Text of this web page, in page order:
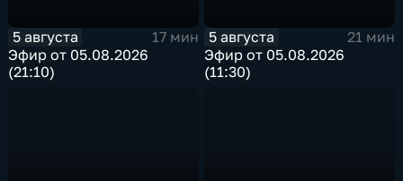
5 августа
17 мин
Эфир от 05.08.2026
(21:10)
5 августа
21 мин
Эфир от 05.08.2026
(11:30)